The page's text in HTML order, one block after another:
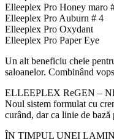
Elleeplex Pro Honey maro
Elleeplex Pro Auburn # 4
Elleeplex Pro Oxydant
Elleeplex Pro Paper Eye
Un alt beneficiu cheie
saloanelor. Combinând
ELLEEPLEX ReGEN –
Noul sistem formulat cu
curând, dar ca linie de
ÎN TIMPUL UNEI